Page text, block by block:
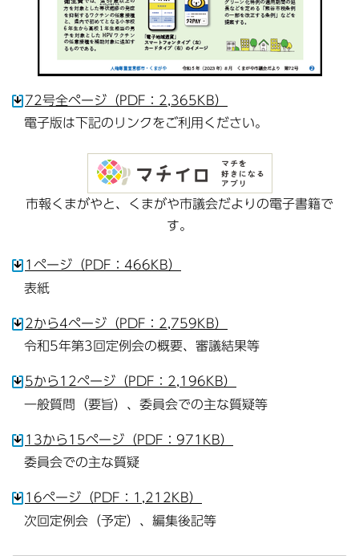
72号全ページ（PDF：2,365KB）
電子版は下記のリンクをご利用ください。
市報くまがやと、くまがや市議会だよりの電子書籍で
す。
1ページ（PDF：466KB）
表紙
2から4ページ（PDF：2,759KB）
令和5年第3回定例会の概要、審議結果等
5から12ページ（PDF：2,196KB）
一般質問（要旨）、委員会での主な質疑等
13から15ページ（PDF：971KB）
委員会での主な質疑
16ページ（PDF：1,212KB）
次回定例会（予定）、編集後記等